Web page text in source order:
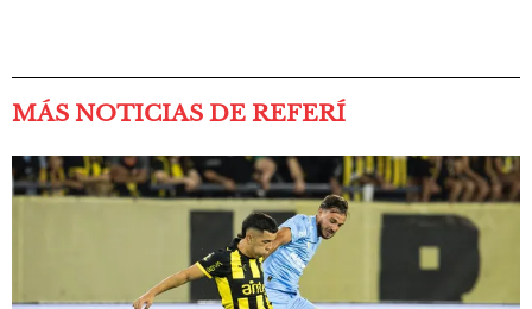
MÁS NOTICIAS DE REFERÍ